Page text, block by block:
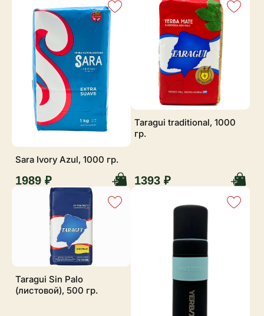
Sara Ivory Azul, 1000 гр.
1989 ₽
Taragui traditional, 1000
гр.
1393 ₽
Taragui Sin Palo
(листовой), 500 гр.